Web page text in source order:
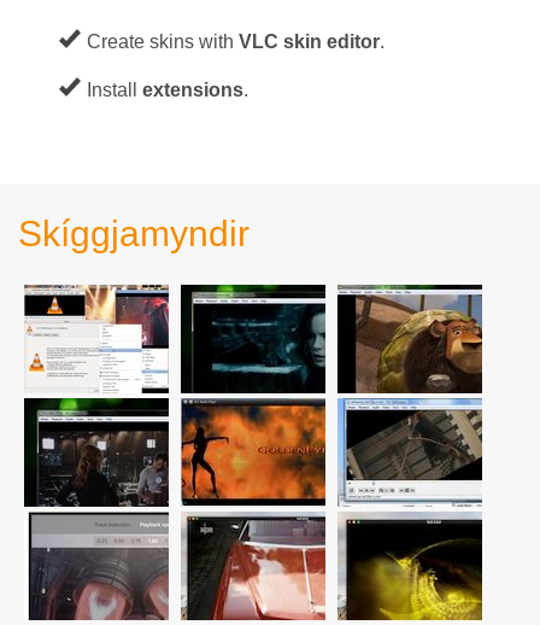
Create skins with VLC skin editor.
Install extensions.
Skíggjamyndir